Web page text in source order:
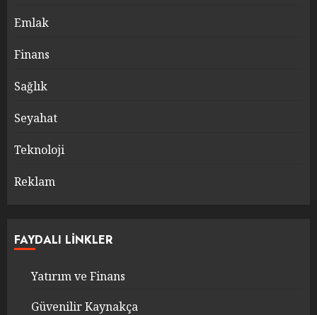
Emlak
Finans
Sağlık
Seyahat
Teknoloji
Reklam
FAYDALI LINKLER
Yatırım ve Finans
Güvenilir Kaynakça